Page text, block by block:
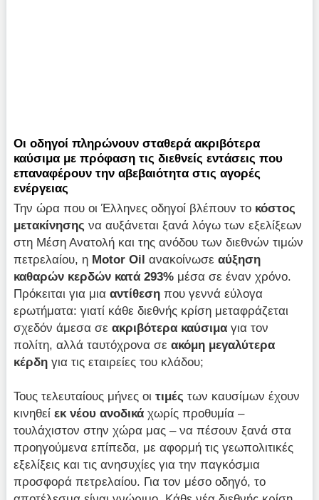
Οι οδηγοί πληρώνουν σταθερά ακριβότερα
καύσιμα με πρόφαση τις διεθνείς εντάσεις που
επαναφέρουν την αβεβαιότητα στις αγορές
ενέργειας
Την ώρα που οι Έλληνες οδηγοί βλέπουν το κόστος
μετακίνησης να αυξάνεται ξανά λόγω των εξελίξεων
στη Μέση Ανατολή και της ανόδου των διεθνών τιμών
πετρελαίου, η Motor Oilανακοίνωσεαύξηση
καθαρών κερδών κατά 293% μέσα σε έναν χρόνο.
Πρόκειται για μιααντίθεση που γεννά εύλογα
ερωτήματα: γιατί κάθε διεθνής κρίση μεταφράζεται
σχεδόν άμεσα σεακριβότερα καύσιμα για τον
πολίτη, αλλά ταυτόχρονα σεακόμη μεγαλύτερα
κέρδη για τις εταιρείες του κλάδου;
Τους τελευταίους μήνες οιτιμές των καυσίμων έχουν
κινηθείεκ νέου ανοδικά χωρίς προθυμία –
τουλάχιστον στην χώρα μας – να πέσουν ξανά στα
προηγούμενα επίπεδα, με αφορμή τις γεωπολιτικές
εξελίξεις και τις ανησυχίες για την παγκόσμια
προσφορά πετρελαίου. Για τον μέσο οδηγό, το